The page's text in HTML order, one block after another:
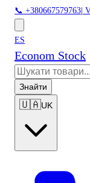
📞 +380667579763
ES
Econom Stock
Знайти
🇺🇦UK